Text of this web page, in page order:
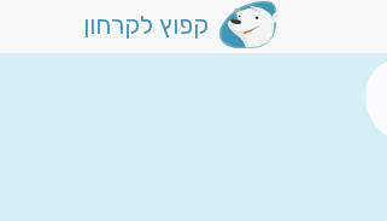
קפוץ לקרחון